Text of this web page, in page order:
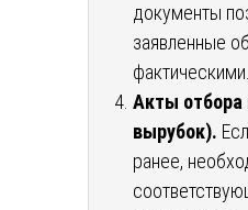
документы
заявленные
фактическими.
Акты отбора
вырубок).
ранее,